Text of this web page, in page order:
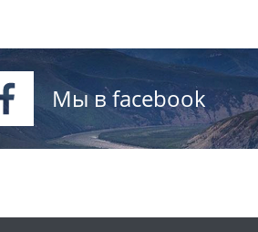
Мы в facebook